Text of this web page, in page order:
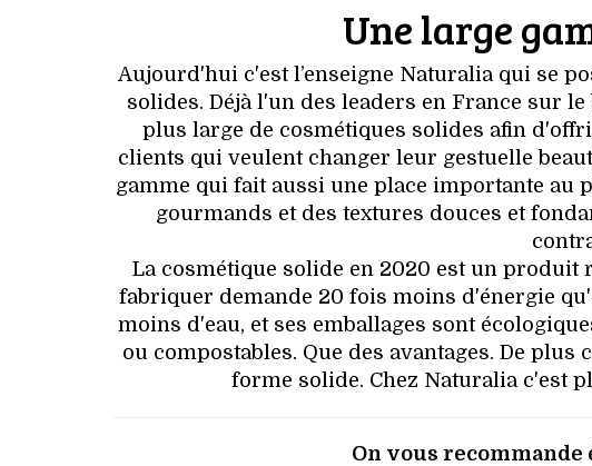
Une large
Aujourd'hui c'est l’enseigne Naturalia qui se
solides. Déjà l'un des leaders en France sur
plus large de cosmétiques solides afin
clients qui veulent changer leur gestuelle
gamme qui fait aussi une place importante
gourmands et des textures douces et
La cosmétique solide en 2020 est un
fabriquer demande 20 fois moins d'énergie
moins d'eau, et ses emballages sont
ou compostables. Que des avantages. De
forme solide. Chez Naturalia c'est
On vous recommande